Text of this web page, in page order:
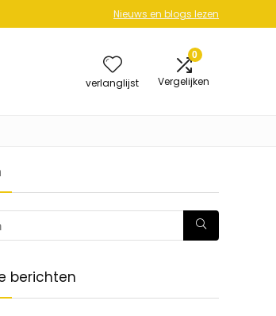
Nieuws en blogs lezen
verlanglijst
0
Vergelijken
berichten